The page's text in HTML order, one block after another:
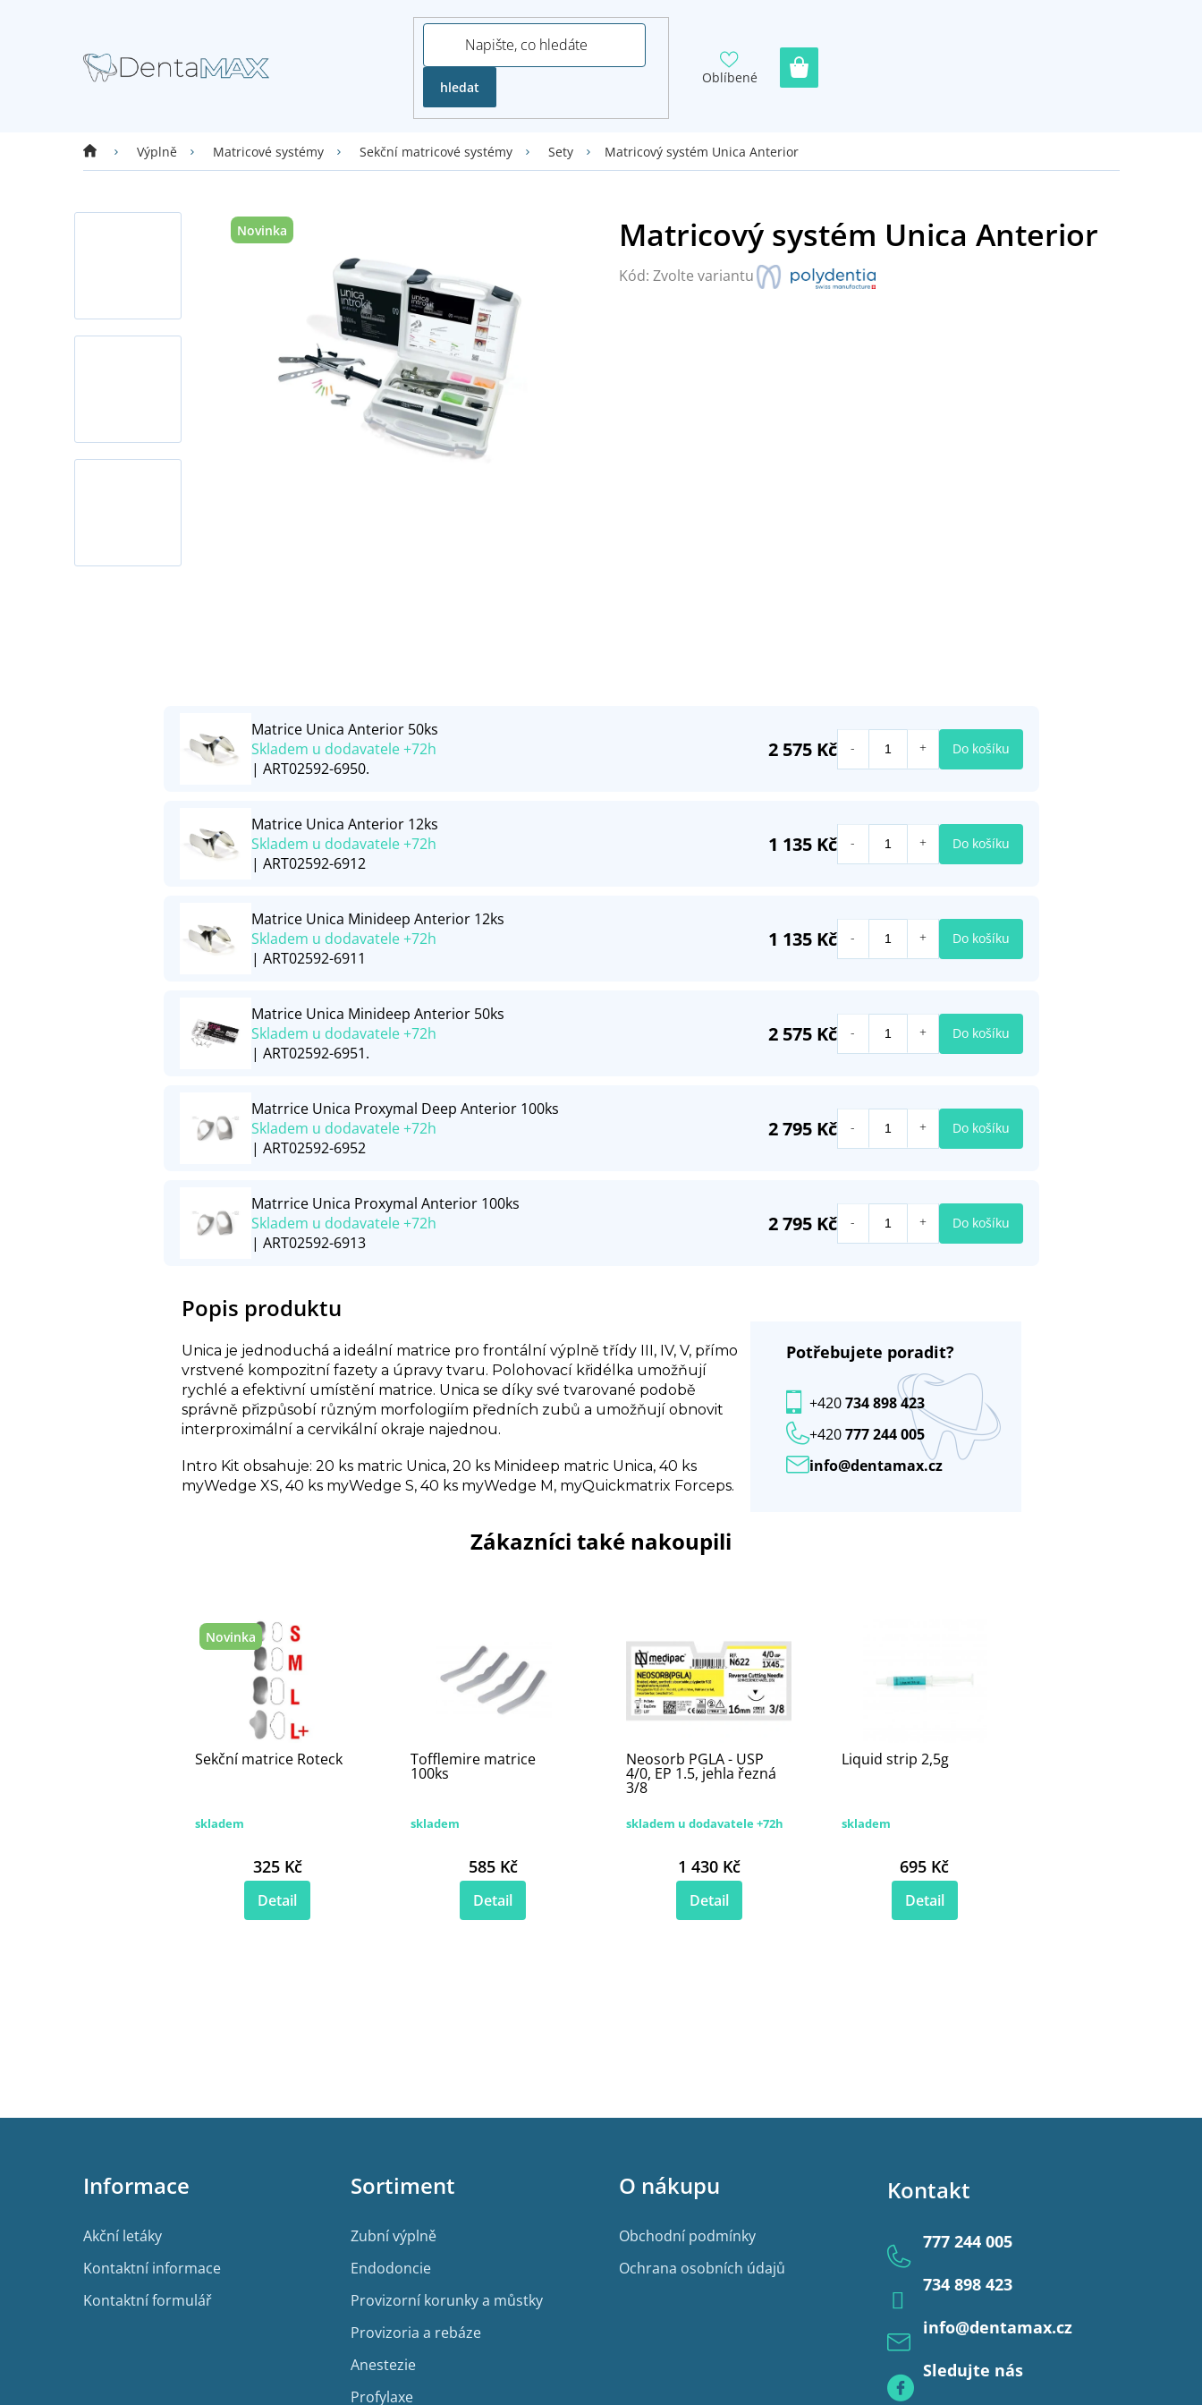
hledat
Oblíbené
Domů Výplně Matricové systémy Sekční matricové systémy Sety Matricový systém Unica Anterior
Novinka
Kód: Zvolte variantu
Popis produktu
Unica je jednoduchá a ideální matrice pro frontální výplně třídy III, IV, V, přímo
vrstvené kompozitní fazety a úpravy tvaru. Polohovací křidélka umožňují
rychlé a efektivní umístění matrice. Unica se díky své tvarované podobě
správně přizpůsobí různým morfologiím předních zubů a umožňují obnovit
interproximální a cervikální okraje najednou.
Intro Kit obsahuje: 20 ks matric Unica, 20 ks Minideep matric Unica, 40 ks
myWedge XS, 40 ks myWedge S, 40 ks myWedge M, myQuickmatrix Forceps.
Potřebujete poradit?
info@dentamax.cz
+420777 244 005
+420734 898 423
Zákazníci také nakoupili
Novinka
Sekční matrice Roteck
skladem
325 Kč
Detail
Tofflemire matrice
100ks
skladem
585 Kč
Detail
Neosorb PGLA - USP
4/0, EP 1.5, jehla řezná
3/8
skladem u dodavatele +72h
1 430 Kč
Detail
Liquid strip 2,5g
skladem
695 Kč
Detail
Matrice Unica Anterior 50ks
Skladem u dodavatele +72h
| ART02592-6950.
2 575 Kč Do košíku
Matrice Unica Anterior 12ks
Skladem u dodavatele +72h
| ART02592-6912
1 135 Kč Do košíku
Matrice Unica Minideep Anterior 12ks
Skladem u dodavatele +72h
| ART02592-6911
1 135 Kč Do košíku
Matrice Unica Minideep Anterior 50ks
Skladem u dodavatele +72h
| ART02592-6951.
2 575 Kč Do košíku
Matrrice Unica Proxymal Deep Anterior 100ks
Skladem u dodavatele +72h
| ART02592-6952
2 795 Kč Do košíku
Matrrice Unica Proxymal Anterior 100ks
Skladem u dodavatele +72h
| ART02592-6913
2 795 Kč Do košíku
Informace
Akční letáky
Kontaktní informace
Kontaktní formulář
Sortiment
Zubní výplně
Endodoncie
Provizorní korunky a můstky
Provizoria a rebáze
Anestezie
Profylaxe
O nákupu
Obchodní podmínky
Ochrana osobních údajů
Kontakt
info@dentamax.cz
777 244 005
734 898 423
Sledujte nás